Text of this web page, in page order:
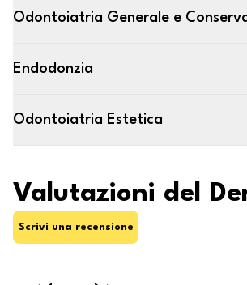
Odontoiatria Generale e
Endodonzia
Odontoiatria Estetica
Valutazioni del
Scrivi una recensione